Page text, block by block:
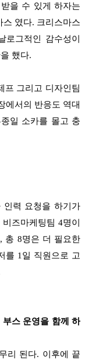
을 수 있게 하자는
스 였다. 크리스마스
로그적인 감수성이
했다.
프 그리고 디자인팀
에서의 반응도 역대
일 소카를 몰고 충
인력 요청을 하기가
즈마케팅팀 4명이
총 8명은 더 필요한
를 1일 직원으로 고
스 운영을 함께 하
리 된다. 이후에 끝